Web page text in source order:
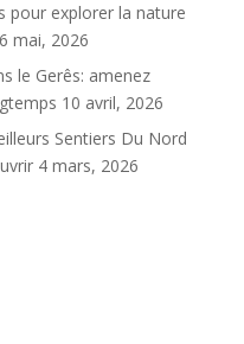
pour explorer la nature
6 mai, 2026
le Gerês: amenez
10 avril, 2026
Sentiers Du Nord
4 mars, 2026